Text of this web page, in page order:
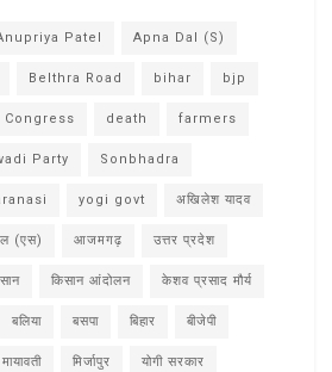
Patel Apna Dal (S)
Belthra Road bihar bjp
Congress death farmers
Party Sonbhadra
yogi govt अखिलेश यादव
(एस) आजमगढ़ उत्तर प्रदेश
किसान आंदोलन केशव प्रसाद मौर्य
बलिया बसपा बिहार बीजेपी
मायावती मिर्जापुर योगी सरकार